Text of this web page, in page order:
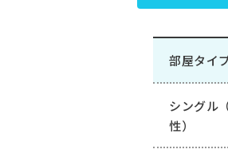
部屋タイ
シングル
性）